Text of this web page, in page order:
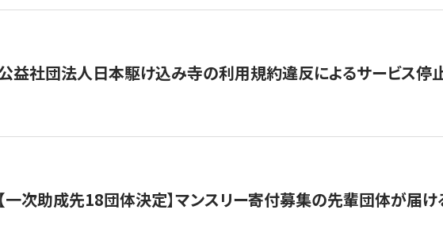
益社団法人日本駆け込み寺の利用規約違反によるサービス停
【一次助成先18団体決定】マンスリー寄付募集の先輩団体が届